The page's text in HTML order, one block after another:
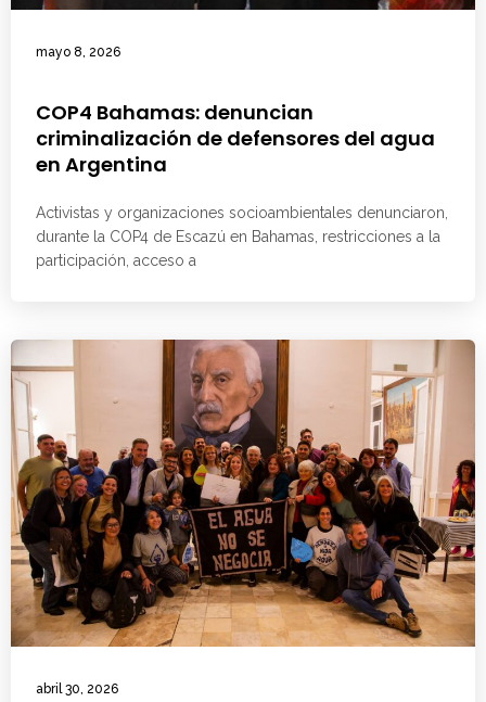
mayo 8, 2026
COP4 Bahamas: denuncian
criminalización de defensores del agua
en Argentina
Activistas y organizaciones socioambientales denunciaron,
durante la COP4 de Escazú en Bahamas, restricciones a la
participación, acceso a
abril 30, 2026